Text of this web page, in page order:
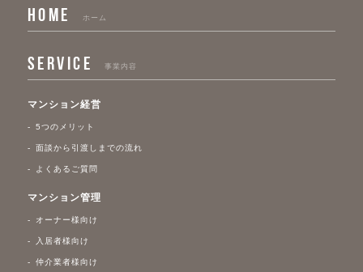
HOME ホーム
SERVICE 事業内容
マンション経営
5つのメリット
面談から引渡しまでの流れ
よくあるご質問
マンション管理
オーナー様向け
入居者様向け
仲介業者様向け